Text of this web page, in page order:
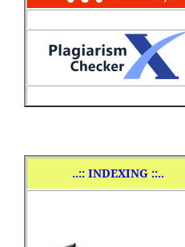
..:: INDEXING ::..